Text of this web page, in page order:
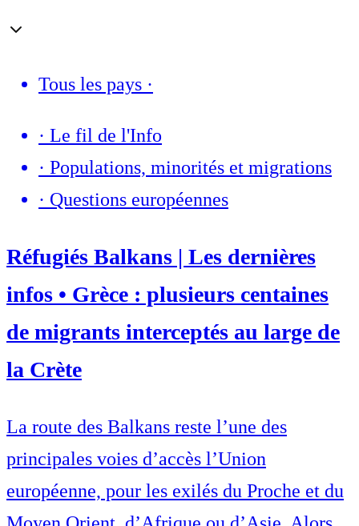
Tous les pays ·
· Le fil de l'Info
· Populations, minorités et migrations
· Questions européennes
Réfugiés Balkans | Les dernières
infos • Grèce : plusieurs centaines
de migrants interceptés au large de
la Crète
La route des Balkans reste l’une des
principales voies d’accès l’Union
européenne, pour les exilés du Proche et du